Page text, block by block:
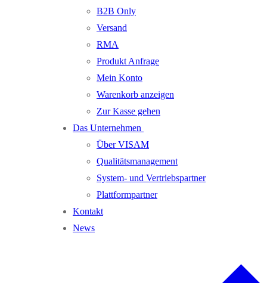
B2B Only
Versand
RMA
Produkt Anfrage
Mein Konto
Warenkorb anzeigen
Zur Kasse gehen
Das Unternehmen
Über VISAM
Qualitätsmanagement
System- und Vertriebspartner
Plattformpartner
Kontakt
News